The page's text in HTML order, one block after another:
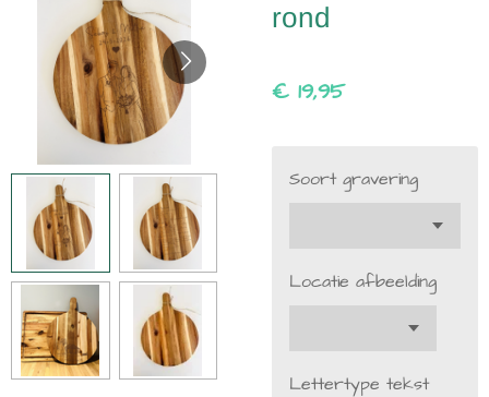
rond
€ 19,95
Soort gravering
Locatie afbeelding
Lettertype tekst